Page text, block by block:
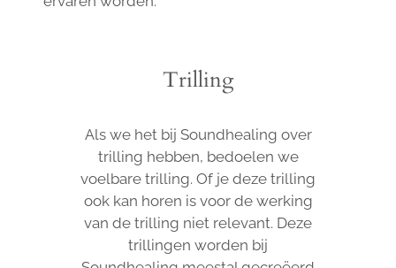
Trilling
Als we het bij Soundhealing over
trilling hebben, bedoelen we
voelbare trilling. Of je deze trilling
ook kan horen is voor de werking
van de trilling niet relevant. Deze
trillingen worden bij